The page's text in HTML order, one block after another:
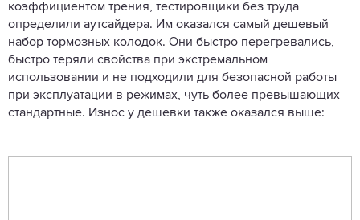
коэффициентом трения, тестировщики без труда
определили аутсайдера. Им оказался самый дешевый
набор тормозных колодок. Они быстро перегревались,
быстро теряли свойства при экстремальном
использовании и не подходили для безопасной работы
при эксплуатации в режимах, чуть более превышающих
стандартные. Износ у дешевки также оказался выше: